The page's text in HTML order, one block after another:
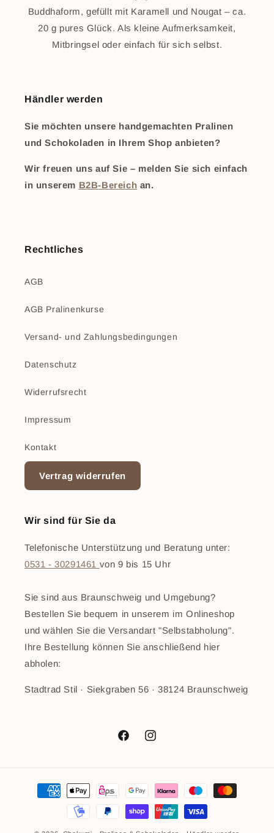
Buddhaform, gefüllt mit Karamell und Nougat – ca.
20 g pures Glück. Als kleine Aufmerksamkeit,
Mitbringsel oder einfach für sich selbst.
Händler werden
Sie möchten unsere handgemachten Pralinen
und Schokoladen in Ihrem Shop anbieten?
Wir freuen uns auf Sie – melden Sie sich einfach
in unserem B2B-Bereich an.
Rechtliches
AGB
AGB Pralinenkurse
Versand- und Zahlungsbedingungen
Datenschutz
Widerrufsrecht
Impressum
Kontakt
Vertrag widerrufen
Wir sind für Sie da
Telefonische Unterstützung und Beratung unter:
0531 - 30291461 von 9 bis 15 Uhr
Sie sind aus Braunschweig und Umgebung?
Bestellen Sie bequem in unserem im Onlineshop
und wählen Sie die Versandart "Selbstabholung".
Ihre Bestellung können Sie anschließend hier
abholen:
Stadtrad Stil · Siekgraben 56 · 38124 Braunschweig
FacebookInstagram
Zahlungsmethoden